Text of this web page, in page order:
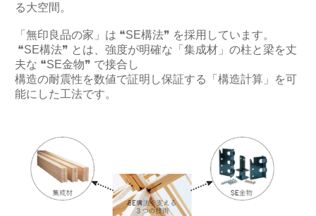
る大空間。
「無印良品の家」は ❝SE構法❞ を採用しています。
❝SE構法❞ とは、強度が明確な「集成材」の柱と梁を丈
夫な ❝SE金物❞ で接合し
構造の耐震性を数値で証明し保証する「構造計算」を可
能にした工法です。